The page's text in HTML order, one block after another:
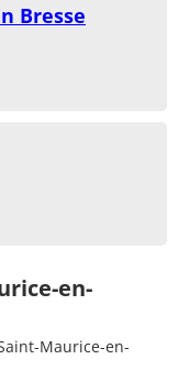
Bresse
en-
Maurice-en-